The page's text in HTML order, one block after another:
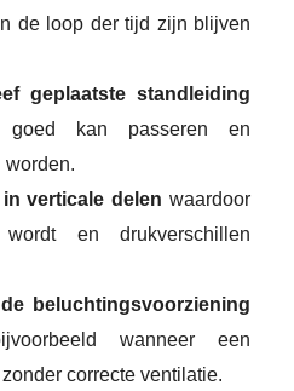
de loop der tijd zijn blijven
geplaatste standleiding
kan passeren en
worden.
verticale delen waardoor
en drukverschillen
beluchtingsvoorziening
wanneer een
correcte ventilatie.